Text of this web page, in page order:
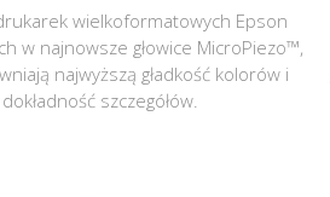
wielkoformatowych Epson
w najnowsze głowice MicroPiezo™,
najwyższą gładkość kolorów i
dokładność szczegółów.